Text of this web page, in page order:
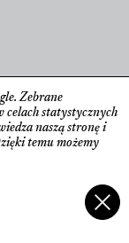
Zebrane
statys­tycznych
naszą stronę i
temu możemy